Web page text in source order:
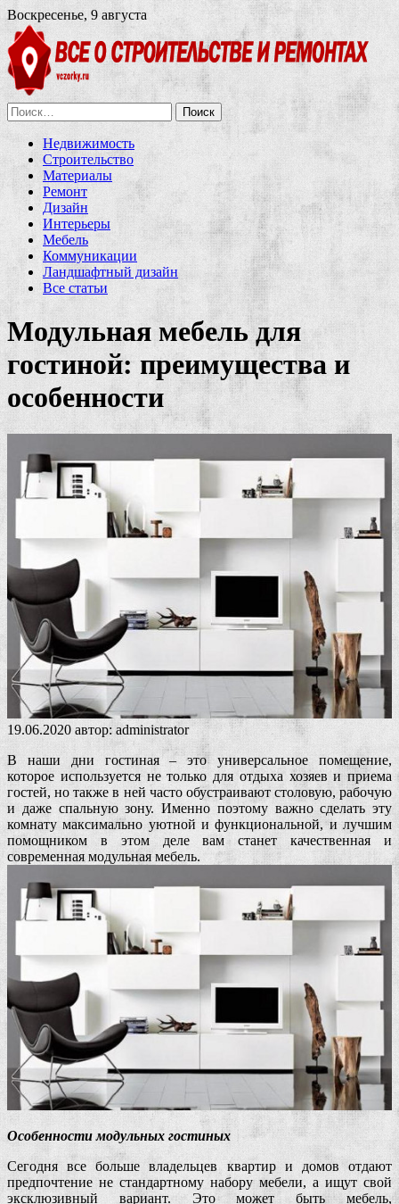
Воскресенье, 9 августа
Найти:
Недвижимость
Строительство
Материалы
Ремонт
Дизайн
Интерьеры
Мебель
Коммуникации
Ландшафтный дизайн
Все статьи
Модульная мебель для
гостиной: преимущества и
особенности
19.06.2020 автор: administrator
В наши дни гостиная – это универсальное помещение,
которое используется не только для отдыха хозяев и приема
гостей, но также в ней часто обустраивают столовую, рабочую
и даже спальную зону. Именно поэтому важно сделать эту
комнату максимально уютной и функциональной, и лучшим
помощником в этом деле вам станет качественная и
современная модульная мебель.
Особенности модульных гостиных
Сегодня все больше владельцев квартир и домов отдают
предпочтение не стандартному набору мебели, а ищут свой
эксклюзивный вариант. Это может быть мебель,